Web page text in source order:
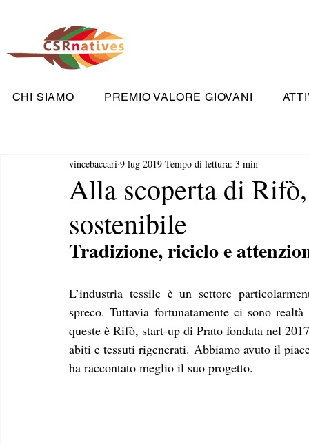
CHI SIAMO PREMIO VALORE GIOVANI
Alla scoperta di
sostenibile
vincebaccari 9 lug 2019 Tempo di lettura: 3 min
Tradizione, riciclo e
L’industria tessile è un settore
spreco. Tuttavia fortunatamente ci sono
queste è Rifò, start-up di Prato fondata nel
abiti e tessuti rigenerati. Abbiamo avuto il
ha raccontato meglio il suo progetto.